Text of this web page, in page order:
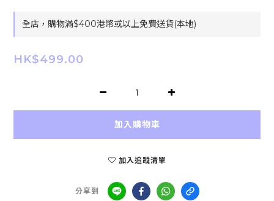
全店，購物滿$400港幣或以上免費送貨(本地)
HK$499.00
加入購物車
加入追蹤清單
分享到